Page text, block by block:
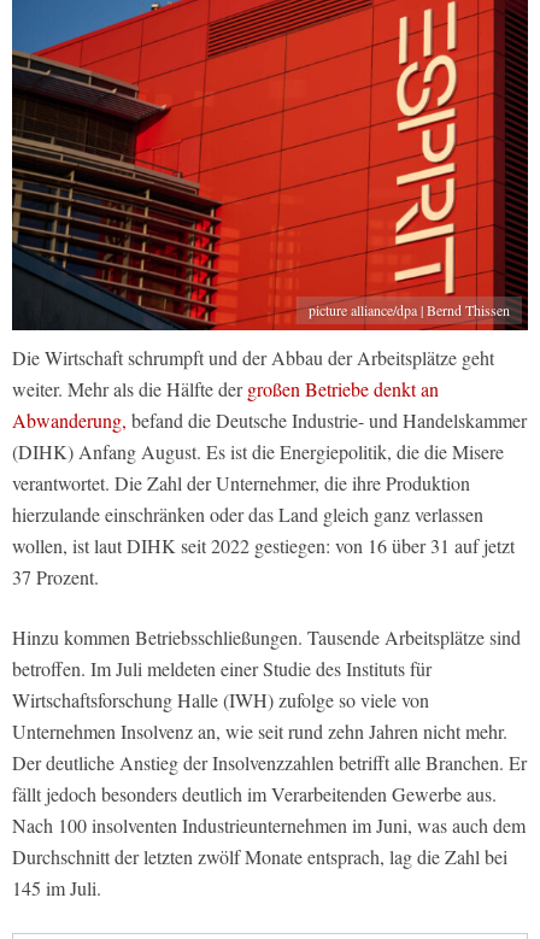
picture alliance/dpa | Bernd Thissen
Die Wirtschaft schrumpft und der Abbau der Arbeitsplätze geht
weiter. Mehr als die Hälfte dergroßen Betriebe denkt an
Abwanderung, befand die Deutsche Industrie- und Handelskammer
(DIHK) Anfang August. Es ist die Energiepolitik, die die Misere
verantwortet. Die Zahl der Unternehmer, die ihre Produktion
hierzulande einschränken oder das Land gleich ganz verlassen
wollen, ist laut DIHK seit 2022 gestiegen: von 16 über 31 auf jetzt
37 Prozent.
Hinzu kommen Betriebsschließungen. Tausende Arbeitsplätze sind
betroffen. Im Juli meldeten einer Studie des Instituts für
Wirtschaftsforschung Halle (IWH) zufolge so viele von
Unternehmen Insolvenz an, wie seit rund zehn Jahren nicht mehr.
Der deutliche Anstieg der Insolvenzzahlen betrifft alle Branchen. Er
fällt jedoch besonders deutlich im Verarbeitenden Gewerbe aus.
Nach 100 insolventen Industrieunternehmen im Juni, was auch dem
Durchschnitt der letzten zwölf Monate entsprach, lag die Zahl bei
145 im Juli.